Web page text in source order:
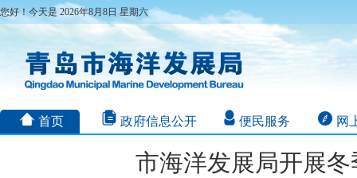
您好！今天是 2026年8月8日 星期六
首页 政府信息公开 便民服务 网
市海洋发展局开展